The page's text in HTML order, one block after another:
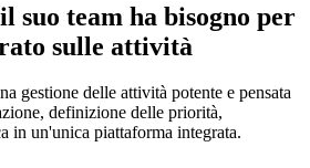
suo team ha bisogno per
sulle attività
gestione delle attività potente e pensata
definizione delle priorità,
in un'unica piattaforma integrata.